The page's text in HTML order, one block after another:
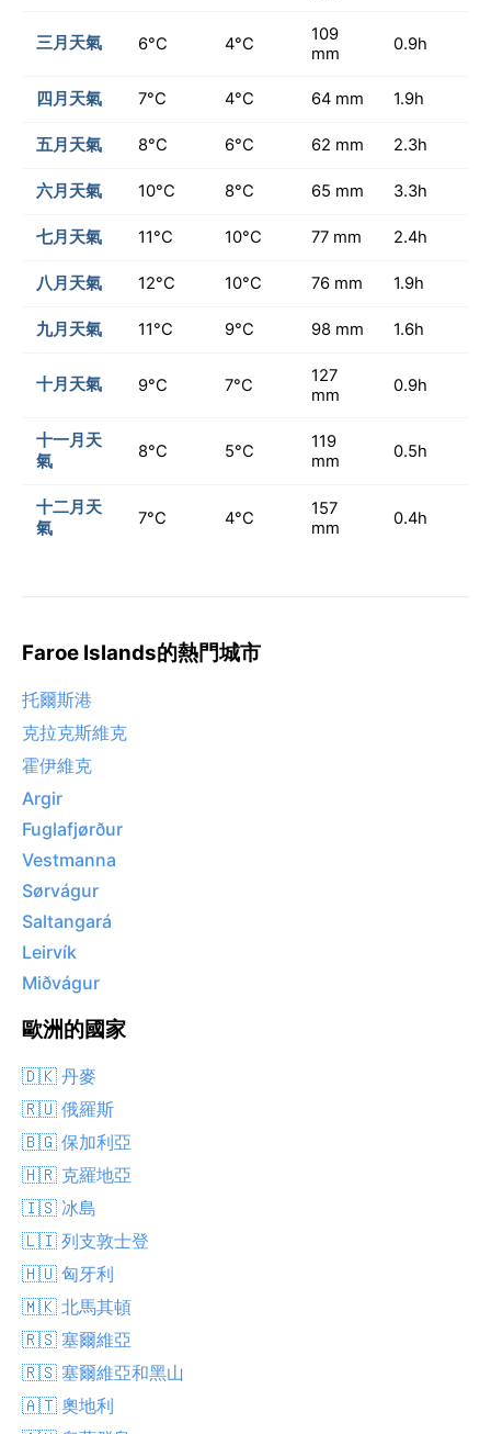
三月天氣 6°C 4°C
109
mm
0.9h
四月天氣 7°C 4°C 64 mm 1.9h
五月天氣 8°C 6°C 62 mm 2.3h
六月天氣 10°C 8°C 65 mm 3.3h
七月天氣 11°C 10°C 77 mm 2.4h
八月天氣 12°C 10°C 76 mm 1.9h
九月天氣 11°C 9°C 98 mm 1.6h
十月天氣 9°C 7°C
127
mm
0.9h
十一月天
氣
8°C 5°C
119
mm
0.5h
十二月天
氣
7°C 4°C
157
mm
0.4h
Faroe Islands的熱門城市
托爾斯港
克拉克斯維克
霍伊維克
Argir
Fuglafjørður
Vestmanna
Sørvágur
Saltangará
Leirvík
Miðvágur
歐洲的國家
🇩🇰 丹麥
🇷🇺 俄羅斯
🇧🇬 保加利亞
🇭🇷 克羅地亞
🇮🇸 冰島
🇱🇮 列支敦士登
🇭🇺 匈牙利
🇲🇰 北馬其頓
🇷🇸 塞爾維亞
🇷🇸 塞爾維亞和黑山
🇦🇹 奧地利